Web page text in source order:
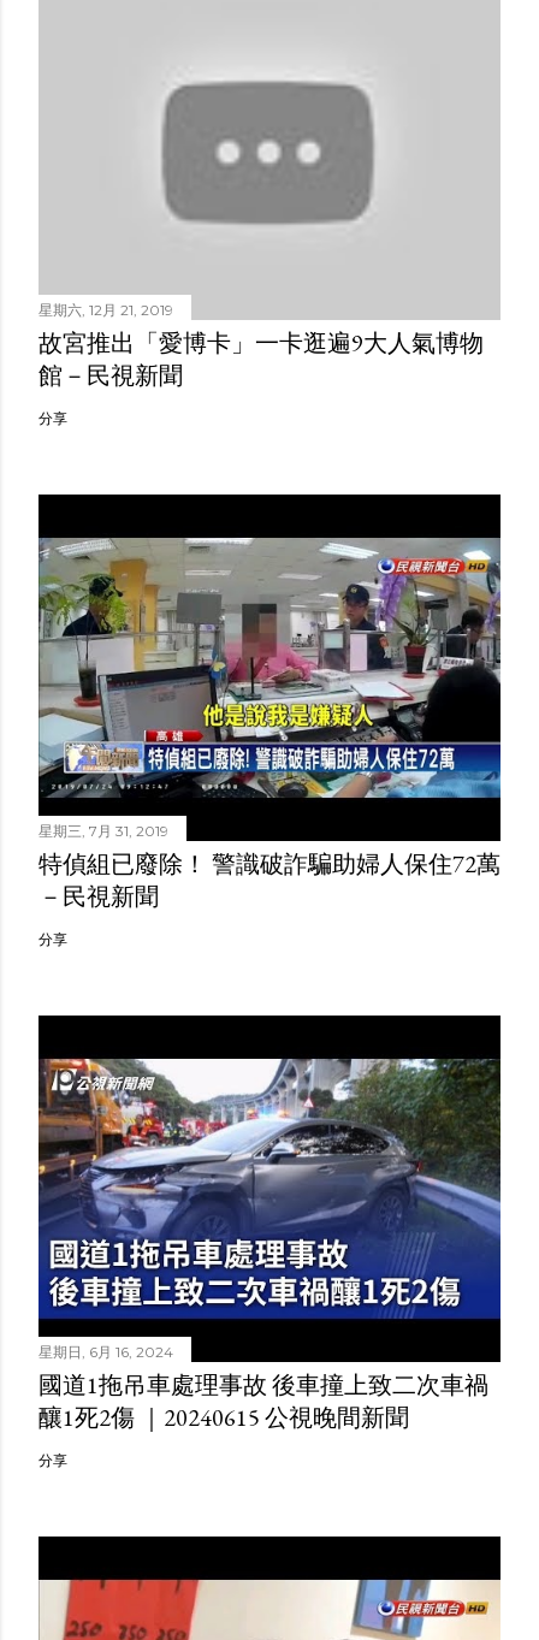
星期六, 12月 21, 2019
故宮推出「愛博卡」一卡逛遍9大人氣博物
館－民視新聞
分享
星期三, 7月 31, 2019
特偵組已廢除！ 警識破詐騙助婦人保住72萬
－民視新聞
分享
星期日, 6月 16, 2024
國道1拖吊車處理事故 後車撞上致二次車禍
釀1死2傷 ｜20240615 公視晚間新聞
分享